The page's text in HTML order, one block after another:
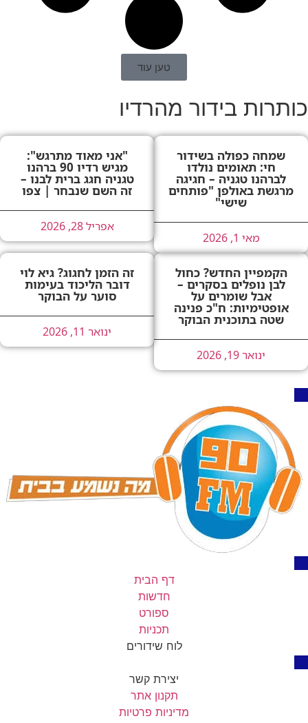
טען עוד
כותרות בידור מהרדיו
שמחה כפולה בשידור
חי: תאומים נולדו
לברהנו טגניה – חגיגה
מרגשת באולפן "פותחים
שישי"
מאי 1, 2026
"אני מאוד מתרגש":
מגיש רדיו 90 ברהנו
טגניה חגג ברית לבנו –
זה השם שנבחר | צפו
אפריל 28, 2026
הקמפיין החדש? כחול
לבן נופלים בסקרים –
אבל שומרים על
אופטימיות: ח"כ פנינה
שטה בתוכנית הבוקר
ינואר 19, 2026
זה הזמן לחגוג? גיא לוי
דובר הליכוד בעימות
סוער על הבוקר
ינואר 11, 2026
דף הבית
חדשות
ספורט
תכניות
לוח שידורים
יצירת קשר
תקנון אתר
מדיניות פרטיות